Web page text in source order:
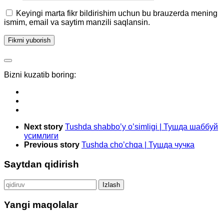
Keyingi marta fikr bildirishim uchun bu brauzerda mening
ismim, email va saytim manzili saqlansin.
Bizni kuzatib boring:
Next story Tushda shabbo’y o’simligi | Тушда шаббуй
усимлиги
Previous story Tushda cho’chqa | Тушда чучка
Saytdan qidirish
Qidirshish:
Yangi maqolalar